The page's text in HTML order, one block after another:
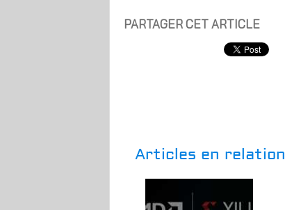
PARTAGER CET ARTICLE
Articles en relation